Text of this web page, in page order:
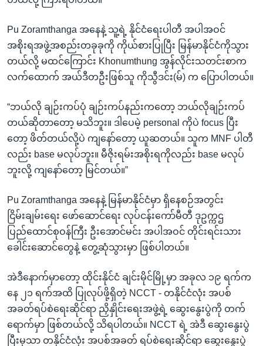
Pu Zoramthanga အနေနဲ့ သူ့ရဲ့ နိုင်ငံရေးပါတီ အပါအဝင်
အစိုးရအဖွဲ့အစည်းတခုခုကို ကိုယ်စားပြုပြီး မြန်မာနိုင်ငံကိုသွား
တယ်လို့ မထင်ကြောင်း Khonumthung အွန်လိုင်းသတင်းစာက
လက်ထောက် အယ်ဒီတဦးဖြစ်သူ ကိုသွီဒင်း(မ်) က ပြောပါတယ်။
“ဘယ်လို ချဉ်းကပ်ပုံ ချဉ်းကပ်နည်းကတော့ ဘယ်လိုချဉ်းကပ်
တယ်ဆိုတာတော့ မသိဘူး။ ဒါပေမဲ့ personal ကိုပဲ focus ပြီး
တော့ ဖိတ်တယ်လို့ပဲ ကျနော်တော့ ယူဆတယ်။ သူက MNF ပါတီ
လည်း base မလုပ်ဘူး။ မီဇိုးရမ်းအစိုးရကိုလည်း base မလုပ်
ဘူးလို့ ကျနော်တော့ မြင်တယ်။”
Pu Zoramthanga အနေနဲ့ မြန်မာနိုင်ငံမှာ ရှိနေစဉ်အတွင်း
ငြိမ်းချမ်းရေး ဖော်ဆောင်ရေး လုပ်ငန်းကော်မီတီ ဒုဥက္ကဌ
ပြည်ထောင်စုဝန်ကြီး ဦးအောင်မင်း အပါအဝင် တိုင်းရင်းသား
ခေါင်းဆောင်တွေနဲ့ တွေ့ဆုံသွားမှာ ဖြစ်ပါတယ်။
အဲဒီနောက်မှာတော့ ထိုင်းနိုင်ငံ ချင်းမိုင်မြို့မှာ အခုလ ၁၉ ရက်က
နေ ၂၁ ရက်အထိ ပြုလုပ်ဖို့ရှိတဲ့ NCCT - တနိုင်ငံလုံး အပစ်
အခတ်ရပ်စဲရေးဆိုင်ရာ ညှိနှိုင်းရေးအဖွဲ့ရဲ့ ဆွေးနွေးပွဲကို တက်
ရောက်မှာ ဖြစ်တယ်လို့ သိရပါတယ်။ NCCT ရဲ့ အဲဒီ ဆွေးနွေးပွဲ
ပြီးမှသာ တနိုင်ငံလုံး အပစ်အခတ် ရပ်စဲရေးဆိုင်ရာ ဆွေးနွေးပွဲ